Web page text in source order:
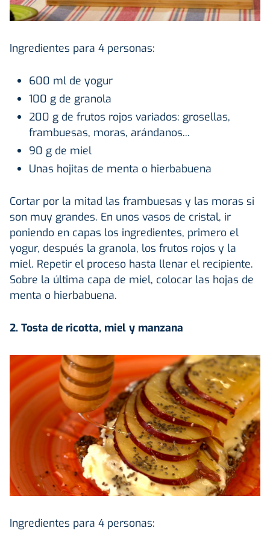
Ingredientes para 4 personas:
600 ml de yogur
100 g de granola
200 g de frutos rojos variados: grosellas,
frambuesas, moras, arándanos...
90 g de miel
Unas hojitas de menta o hierbabuena
Cortar por la mitad las frambuesas y las moras si
son muy grandes. En unos vasos de cristal, ir
poniendo en capas los ingredientes, primero el
yogur, después la granola, los frutos rojos y la
miel. Repetir el proceso hasta llenar el recipiente.
Sobre la última capa de miel, colocar las hojas de
menta o hierbabuena.
2. Tosta de ricotta, miel y manzana
Ingredientes para 4 personas: